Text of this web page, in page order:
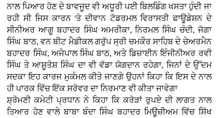
ਨਾਲ ਪਿਆਰ ਹੋਣ ਦੇ ਬਾਵਜੂਦ ਵੀ ਅਧੂਰੀ ਪਈ ਬਿਲਡਿੰਗ ਖਸਤਾ ਹੁੰਦੀ ਜਾ
ਰਹੀ ਸੀ ਜਿਸ ਕਾਰਨ 'ਤੇ ਦੀਵਾਨ ਟੋਡਰਮਲ ਵਿਰਾਸਤੀ ਫਾਊਡੇਸ਼ਨ ਦੇ
ਸੀਨੀਅਰ ਆਗੂ ਬਹਾਦਰ ਸਿੰਘ ਅਮਰੀਕਾ, ਨਿਰਮਲ ਸਿੰਘ ਚੰਦੀ, ਜੋਗਾ
ਸਿੰਘ ਬਾਠ, ਵਨ ਬੀਟ ਮੈਡੀਕਲ ਗਰੁੱਪ ਸ੍ਰੀ ਚਮਕੌਰ ਸਾਹਿਬ ਦੇ ਚੇਅਰਮੈਨ
ਬਹਾਦਰ ਸਿੰਘ, ਅਜੇਪਾਲ ਸਿੰਘ ਬਾਠ, ਅਤੇ ਡਿਜ਼ਾਈਨ ਇੰਜੀਨੀਅਰ ਰਵੀ
ਸਿੰਘ ਤੇ ਆਸ਼ੂਤੋਸ਼ ਸਿੰਘ ਦਾ ਵੀ ਵੱਡਾ ਯੋਗਦਾਨ ਰਹੇਗਾ, ਜਿਨਾਂ ਦੇ ਉੱਦਮ
ਸਦਕਾ ਇਹ ਕਾਰਜ ਮੁਕੰਮਲ ਕੀਤੇ ਜਾਣਗੇ ਉਹਨਾਂ ਕਿਹਾ ਕਿ ਇਸ ਦੇ ਨਾਲ
ਹੀ ਪਾਰਕ ਵਿੱਚ ਇੱਕ ਸਰੋਵਰ ਦਾ ਨਿਰਮਾਣ ਵੀ ਕੀਤਾ ਜਾਵੇਗਾ
ਸ਼੍ਰੋਮਣੀ ਕਮੇਟੀ ਪ੍ਰਧਾਨ ਨੇ ਕਿਹਾ ਕਿ ਕਰੋੜਾਂ ਰੁਪਏ ਦੀ ਲਾਗਤ ਨਾਲ
ਤਿਆਰ ਹੋਣ ਵਾਲੇ ਬਾਬਾ ਬੰਦਾ ਸਿੰਘ ਬਹਾਦਰ ਮਿਊਜ਼ੀਅਮ ਵਿੱਚ ਸਿੱਖ